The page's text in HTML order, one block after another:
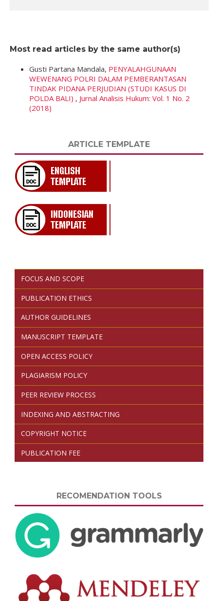
Most read articles by the same author(s)
Gusti Partana Mandala, PENYALAHGUNAAN
WEWENANG POLRI DALAM PEMBERANTASAN
TINDAK PIDANA PERJUDIAN (STUDI KASUS DI
POLDA BALI) , Jurnal Analisis Hukum: Vol. 1 No. 2
(2018)
ARTICLE TEMPLATE
FOCUS AND SCOPE
PUBLICATION ETHICS
AUTHOR GUIDELINES
MANUSCRIPT TEMPLATE
OPEN ACCESS POLICY
PLAGIARISM POLICY
PEER REVIEW PROCESS
INDEXING AND ABSTRACTING
COPYRIGHT NOTICE
PUBLICATION FEE
RECOMENDATION TOOLS